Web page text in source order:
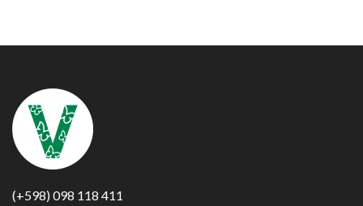
(+598) 098 118 411